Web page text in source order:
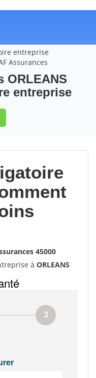
entreprise
Assurances
ORLEANS
entreprise
45000
à ORLEANS